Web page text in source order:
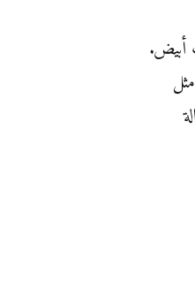
أبيض.